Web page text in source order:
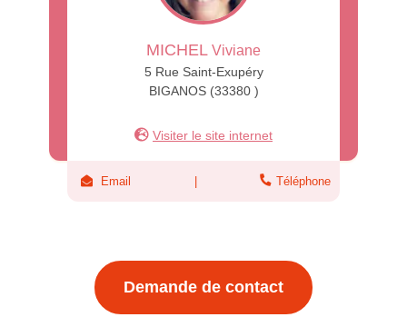
MICHEL Viviane
5 Rue Saint-Exupéry
BIGANOS (33380 )
Visiter le site internet
Email Téléphone
Demande de contact